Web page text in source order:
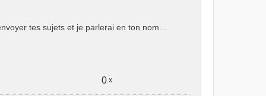
tes sujets et je parlerai en ton nom...
0 x